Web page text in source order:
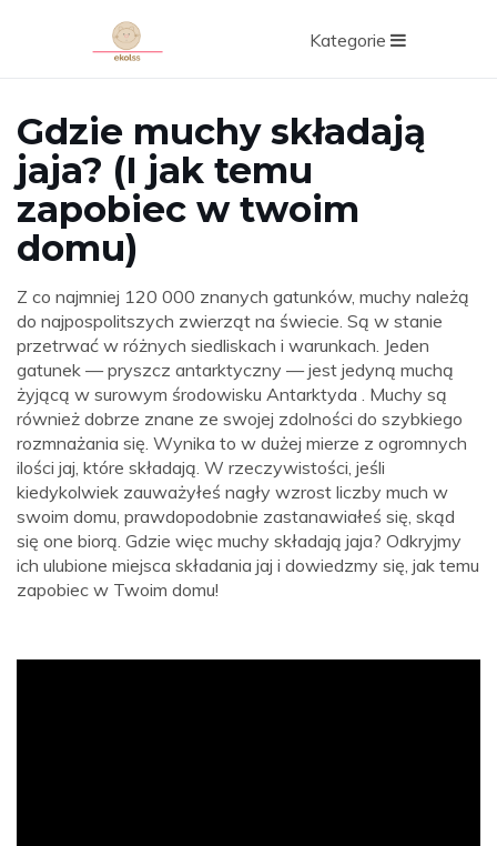
Kategorie
Gdzie muchy składają
jaja? (I jak temu
zapobiec w twoim
domu)
Z co najmniej 120 000 znanych gatunków, muchy należą
do najpospolitszych zwierząt na świecie. Są w stanie
przetrwać w różnych siedliskach i warunkach. Jeden
gatunek — pryszcz antarktyczny — jest jedyną muchą
żyjącą w surowym środowisku Antarktyda . Muchy są
również dobrze znane ze swojej zdolności do szybkiego
rozmnażania się. Wynika to w dużej mierze z ogromnych
ilości jaj, które składają. W rzeczywistości, jeśli
kiedykolwiek zauważyłeś nagły wzrost liczby much w
swoim domu, prawdopodobnie zastanawiałeś się, skąd
się one biorą. Gdzie więc muchy składają jaja? Odkryjmy
ich ulubione miejsca składania jaj i dowiedzmy się, jak temu
zapobiec w Twoim domu!